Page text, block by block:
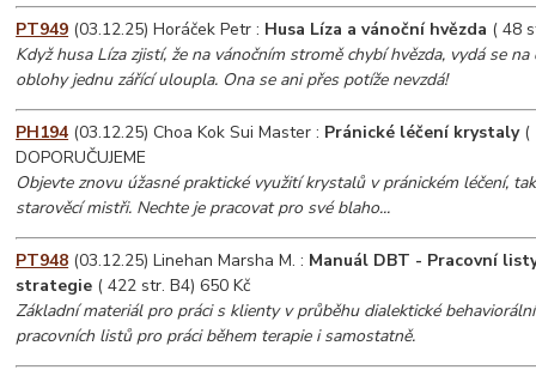
PT949 (03.12.25) Horáček Petr : Husa Líza a vánoční hvězda ( 48
Když husa Líza zjistí, že na vánočním stromě chybí hvězda, vydá se
oblohy jednu zářící uloupla. Ona se ani přes potíže nevzdá!
PH194 (03.12.25) Choa Kok Sui Master : Pránické léčení krystaly(
DOPORUČUJEME
Objevte znovu úžasné praktické využití krystalů v pránickém léčení,
starověcí mistři. Nechte je pracovat pro své blaho...
PT948 (03.12.25) Linehan Marsha M. : Manuál DBT - Pracovní
strategie ( 422 str. B4) 650 Kč
Základní materiál pro práci s klienty v průběhu dialektické
pracovních listů pro práci během terapie i samostatně.